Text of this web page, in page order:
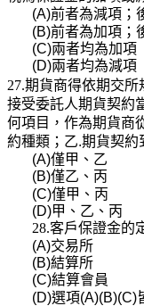
(A)前者為減項；
(B)前者為加項；
(C)兩者均為加項
(D)兩者均為減項
27.期貨商得依期交
接受委託人期貨契約
何項目，作為期貨商
約種類；乙.期貨契約
(A)僅甲、乙
(B)僅乙、丙
(C)僅甲、丙
(D)甲、乙、丙
28.客戶保證金的
(A)交易所
(B)結算所
(C)結算會員
(D)選項(A)(B)(C)